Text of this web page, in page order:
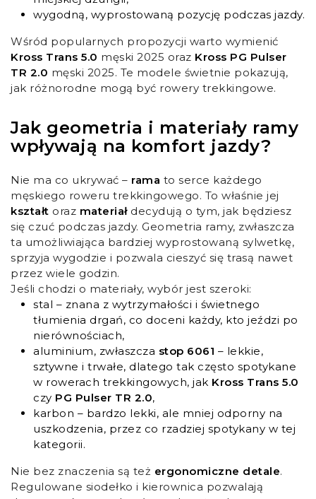
wygodną, wyprostowaną pozycję podczas jazdy.
Wśród popularnych propozycji warto wymienić
Kross Trans 5.0 męski 2025 oraz Kross PG Pulser
TR 2.0 męski 2025. Te modele świetnie pokazują,
jak różnorodne mogą być rowery trekkingowe.
Jak geometria i materiały ramy
wpływają na komfort jazdy?
Nie ma co ukrywać – rama to serce każdego
męskiego roweru trekkingowego. To właśnie jej
kształt oraz materiałdecydują o tym, jak będziesz
się czuć podczas jazdy. Geometria ramy, zwłaszcza
ta umożliwiająca bardziej wyprostowaną sylwetkę,
sprzyja wygodzie i pozwala cieszyć się trasą nawet
przez wiele godzin.
Jeśli chodzi o materiały, wybór jest szeroki:
stal – znana z wytrzymałości i świetnego
tłumienia drgań, co doceni każdy, kto jeździ po
nierównościach,
aluminium, zwłaszcza stop 6061 – lekkie,
sztywne i trwałe, dlatego tak często spotykane
w rowerach trekkingowych, jak Kross Trans 5.0
czy PG Pulser TR 2.0,
karbon – bardzo lekki, ale mniej odporny na
uszkodzenia, przez co rzadziej spotykany w tej
kategorii.
Nie bez znaczenia są też ergonomiczne detale.
Regulowane siodełko i kierownica pozwalają